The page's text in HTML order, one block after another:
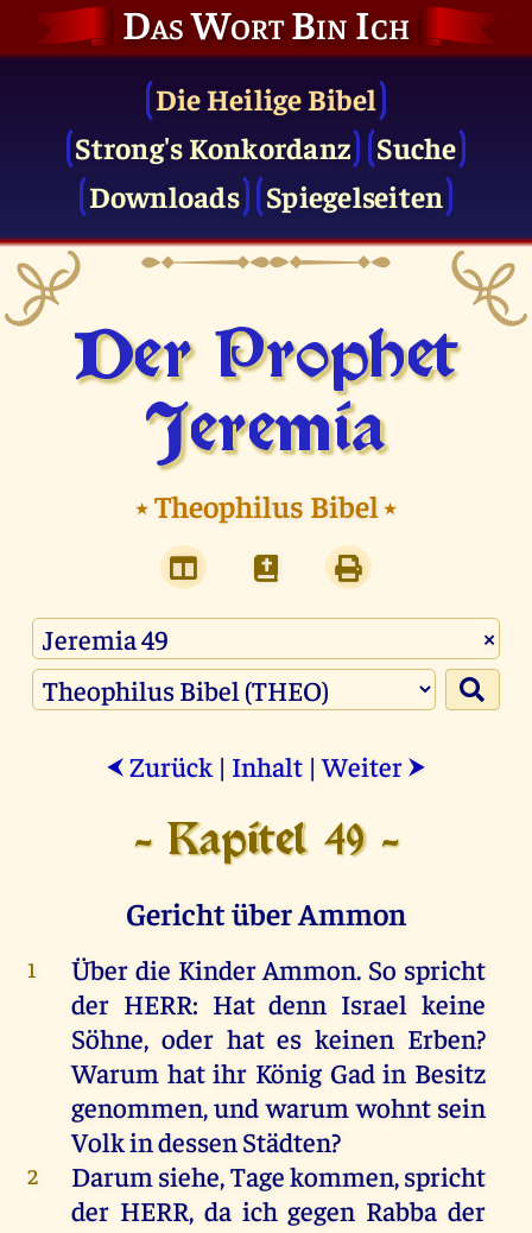
Das Wort Bin Ich
Die Heilige Bibel
Strong's Konkordanz
Suche
Downloads
Spiegelseiten
Der Prophet
Jeremia
⭑Theophilus Bibel⭑
×
⮜ Zurück | Inhalt |Weiter ⮞
- Kapitel 49 -
Gericht über Ammon
1 Über die Kinder Ammon. So spricht
der HERR: Hat denn Israel keine
Söhne, oder hat es keinen Erben?
Warum hat ihr König Gad in Besitz
genommen,und warum wohnt sein
VolkindessenStädten?
2 Darum siehe,Tagekommen,spricht
der HERR, da ich gegen Rabba der